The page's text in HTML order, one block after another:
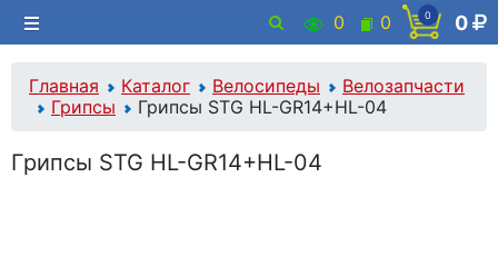
0 0 0 0
Главная Каталог Велосипеды
Велозапчасти
Грипсы
Грипсы STG HL-GR14+HL-04
Грипсы STG HL-GR14+HL-04